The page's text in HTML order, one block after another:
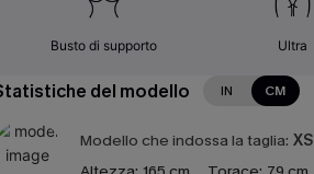
Busto di supporto Ultra
del modello IN CM
Modello che indossa la taglia: XS